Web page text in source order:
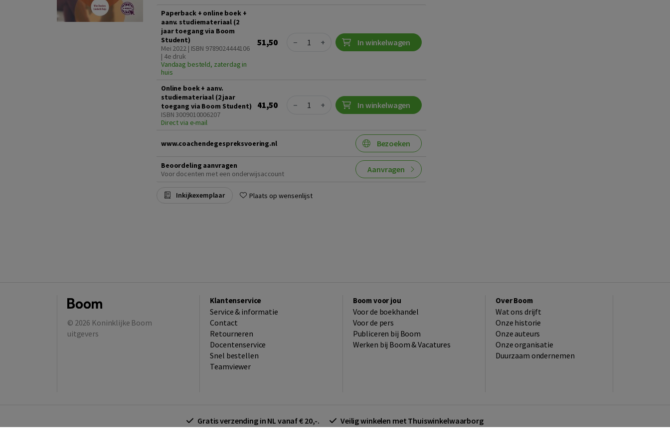
Paperback + online boek +
aanv. studiemateriaal (2
jaar toegang via Boom
Student)
Mei 2022 | ISBN 9789024444106
| 4e druk
Vandaag besteld, zaterdag in
huis
51,50 Quantity
− + In winkelwagen
Online boek + aanv.
studiemateriaal (2 jaar
toegang via Boom Student)
ISBN 3009010006207
Direct via e-mail
41,50 Quantity
− + In winkelwagen
www.coachendegespreksvoering.nl Bezoeken
Beoordeling aanvragen
Voor docenten met een onderwijsaccount
Aanvragen
Inkijkexemplaar Plaats op wensenlijst
© 2026 Koninklijke Boom
uitgevers
Klantenservice
Service & informatie
Contact
Retourneren
Docentenservice
Snel bestellen
Teamviewer
Boom voor jou
Voor de boekhandel
Voor de pers
Publiceren bij Boom
Werken bij Boom & Vacatures
Over Boom
Wat ons drijft
Onze historie
Onze auteurs
Onze organisatie
Duurzaam ondernemen
Gratis verzending in NL vanaf € 20,-. Veilig winkelen met Thuiswinkelwaarborg